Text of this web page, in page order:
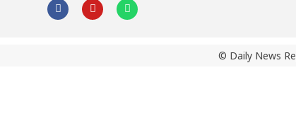
© Daily News